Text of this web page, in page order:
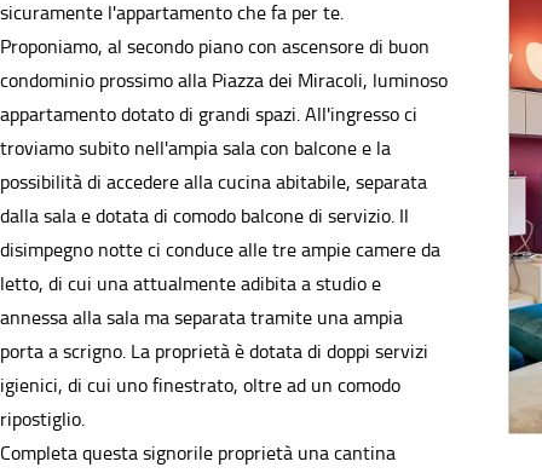
sicuramente l'appartamento che fa per te.
Proponiamo, al secondo piano con ascensore di buon
condominio prossimo alla Piazza dei Miracoli, luminoso
appartamento dotato di grandi spazi. All'ingresso ci
troviamo subito nell'ampia sala con balcone e la
possibilità di accedere alla cucina abitabile, separata
dalla sala e dotata di comodo balcone di servizio. Il
disimpegno notte ci conduce alle tre ampie camere da
letto, di cui una attualmente adibita a studio e
annessa alla sala ma separata tramite una ampia
porta a scrigno. La proprietà è dotata di doppi servizi
igienici, di cui uno finestrato, oltre ad un comodo
ripostiglio.
Completa questa signorile proprietà una cantina